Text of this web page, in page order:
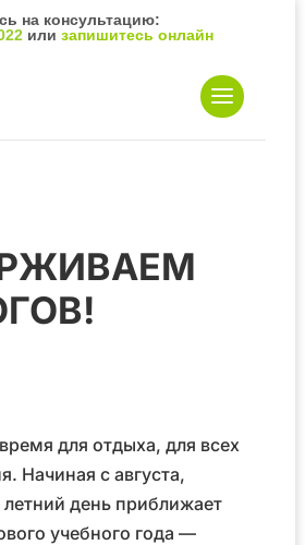
на консультацию:
илизапишитесь онлайн
для отдыха, для всех
Начиная с августа,
день приближает
учебного года —